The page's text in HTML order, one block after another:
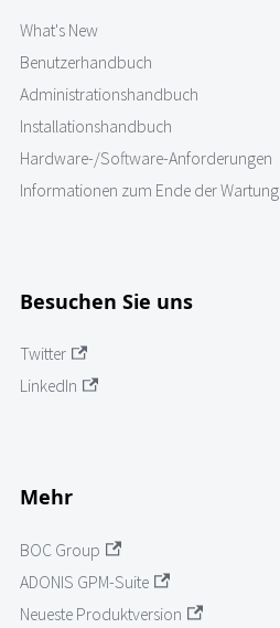
What's New
Benutzerhandbuch
Administrationshandbuch
Installationshandbuch
Hardware-/Software-Anforderungen
Informationen zum Ende der Wartung
Besuchen Sie uns
Twitter
LinkedIn
Mehr
BOC Group
ADONIS GPM-Suite
Neueste Produktversion